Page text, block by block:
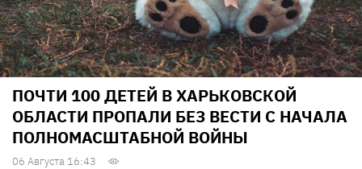
ПОЧТИ 100 ДЕТЕЙ В ХАРЬКОВСКОЙ
ОБЛАСТИ ПРОПАЛИ БЕЗ ВЕСТИ С НАЧАЛА
ПОЛНОМАСШТАБНОЙ ВОЙНЫ
06 Августа 16:43